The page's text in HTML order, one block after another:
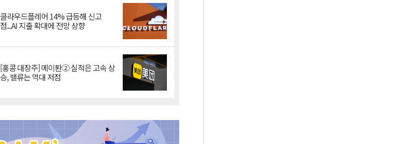
클라우드플레어 14% 급등해 신고
점...AI 지출 확대에 전망 상향
[홍콩 대장주] 메이퇀② 실적은 고속 상
승, 밸류는 역대 저점